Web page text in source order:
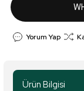
Yorum Yap
Ürün Bilgisi